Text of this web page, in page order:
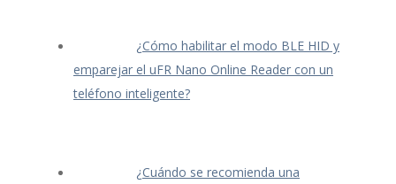
¿Cómo habilitar el modo BLE HID y
emparejar el uFR Nano Online Reader con un
teléfono inteligente?
¿Cuándo se recomienda una